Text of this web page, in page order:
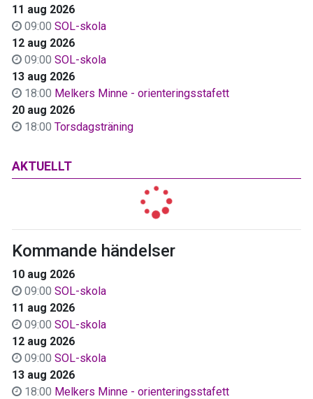
11 aug 2026
09:00 SOL-skola
12 aug 2026
09:00 SOL-skola
13 aug 2026
18:00 Melkers Minne - orienteringsstafett
20 aug 2026
18:00 Torsdagsträning
AKTUELLT
Kommande händelser
10 aug 2026
09:00 SOL-skola
11 aug 2026
09:00 SOL-skola
12 aug 2026
09:00 SOL-skola
13 aug 2026
18:00 Melkers Minne - orienteringsstafett